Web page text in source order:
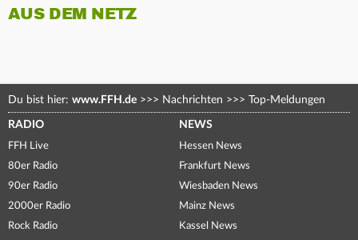
AUS DEM NETZ
Du bist hier: www.FFH.de >>> Nachrichten >>> Top-Meldungen
RADIO
FFH Live
80er Radio
90er Radio
2000er Radio
Rock Radio
NEWS
Hessen News
Frankfurt News
Wiesbaden News
Mainz News
Kassel News